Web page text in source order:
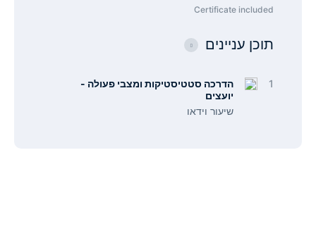
Certificate included
תוכן עניינים
1
הדרכה סטטיסטיקות ומצבי פעולה -
יועצים
שיעור וידאו